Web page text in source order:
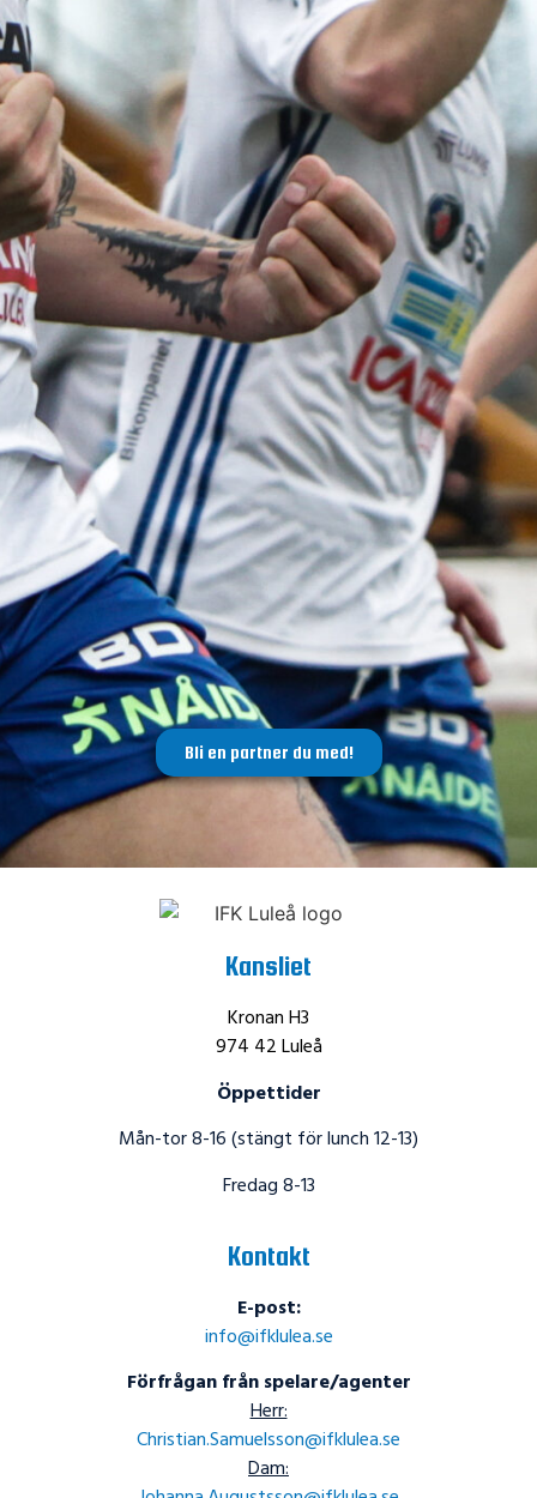
Bli en partner du med!
Kansliet
Kronan H3
974 42 Luleå
Öppettider
Mån-tor 8-16 (stängt för lunch 12-13)
Fredag 8-13
Kontakt
E-post:
info@ifklulea.se
Förfrågan från spelare/agenter
Herr:
Christian.Samuelsson@ifklulea.se
Dam: